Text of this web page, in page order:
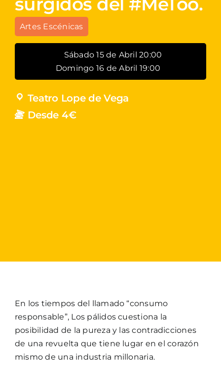
Artes Escénicas
Sábado 15 de Abril 20:00
Domingo 16 de Abril 19:00
Teatro Lope de Vega
Desde 4€
En los tiempos del llamado “consumo
responsable”, Los pálidos cuestiona la
posibilidad de la pureza y las contradicciones
de una revuelta que tiene lugar en el corazón
mismo de una industria millonaria.